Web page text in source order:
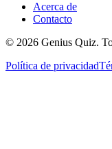
Acerca de
Contacto
© 2026 Genius Quiz.
Política de privacidad